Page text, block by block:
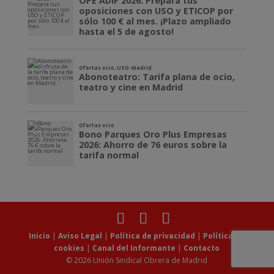
Inicio |Aviso Legal Política de privacidad
Política de
cookies
Canal del Informante
Contacto
© 2026 Unión Sindical Obrera de Madrid